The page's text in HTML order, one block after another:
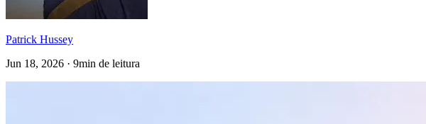
Patrick Hussey
Jun 18, 2026 · 9min de leitura